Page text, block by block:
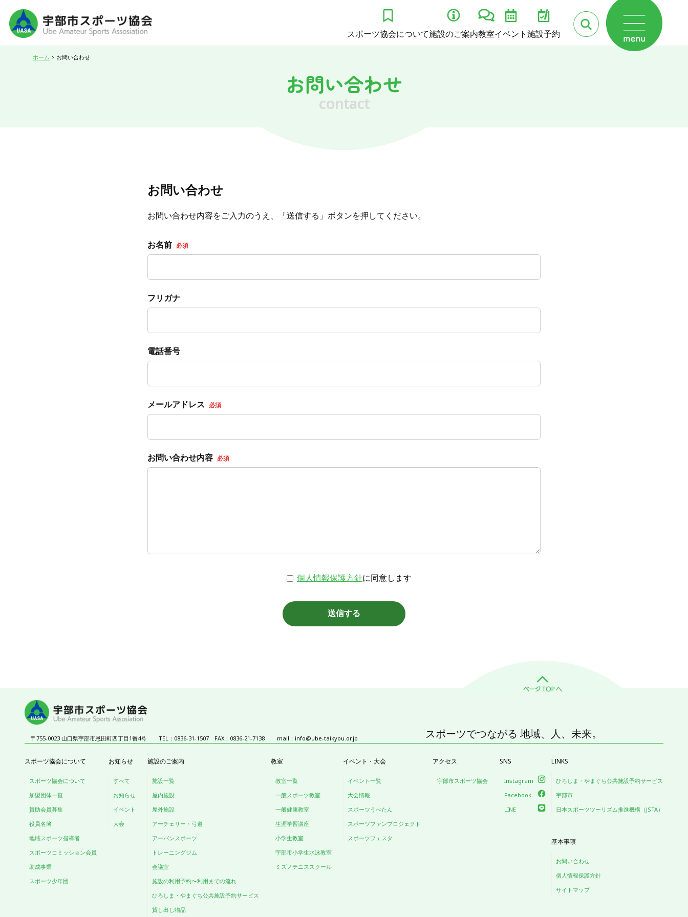
スポーツ協会について施設のご案内教室イベント施設予約
ホーム > お問い合わせ
お問い合わせ
contact
お問い合わせ
お問い合わせ内容をご入力のうえ、「送信する」ボタンを押してください。
お名前 必須
フリガナ
電話番号
メールアドレス 必須
お問い合わせ内容 必須
個人情報保護方針に同意します
〒755-0023 山口県宇部市恩田町四丁目1番4号 TEL：0836-31-1507 FAX：0836-21-7138 mail： info@ube-taikyou.or.jp スポーツでつながる 地域、人、未来。
スポーツ協会について
スポーツ協会について
加盟団体一覧
賛助会員募集
役員名簿
地域スポーツ指導者
スポーツコミッション会員
助成事業
スポーツ少年団
お知らせ
すべて
お知らせ
イベント
大会
施設のご案内
施設一覧
屋内施設
屋外施設
アーチェリー・弓道
アーバンスポーツ
トレーニングジム
会議室
施設の利用予約〜利用までの流れ
ひろしま・やまぐち公共施設予約サービス
貸し出し物品
教室
教室一覧
一般スポーツ教室
一般健康教室
生涯学習講座
小学生教室
宇部市小学生水泳教室
ミズノテニススクール
イベント・大会
イベント一覧
大会情報
スポーツうべたん
スポーツファンプロジェクト
スポーツフェスタ
アクセス
宇部市スポーツ協会
SNS
Instagram
Facebook
LINE
LINKS
ひろしま・やまぐち公共施設予約サービス
宇部市
日本スポーツツーリズム推進機構（JSTA）
基本事項
お問い合わせ
個人情報保護方針
サイトマップ